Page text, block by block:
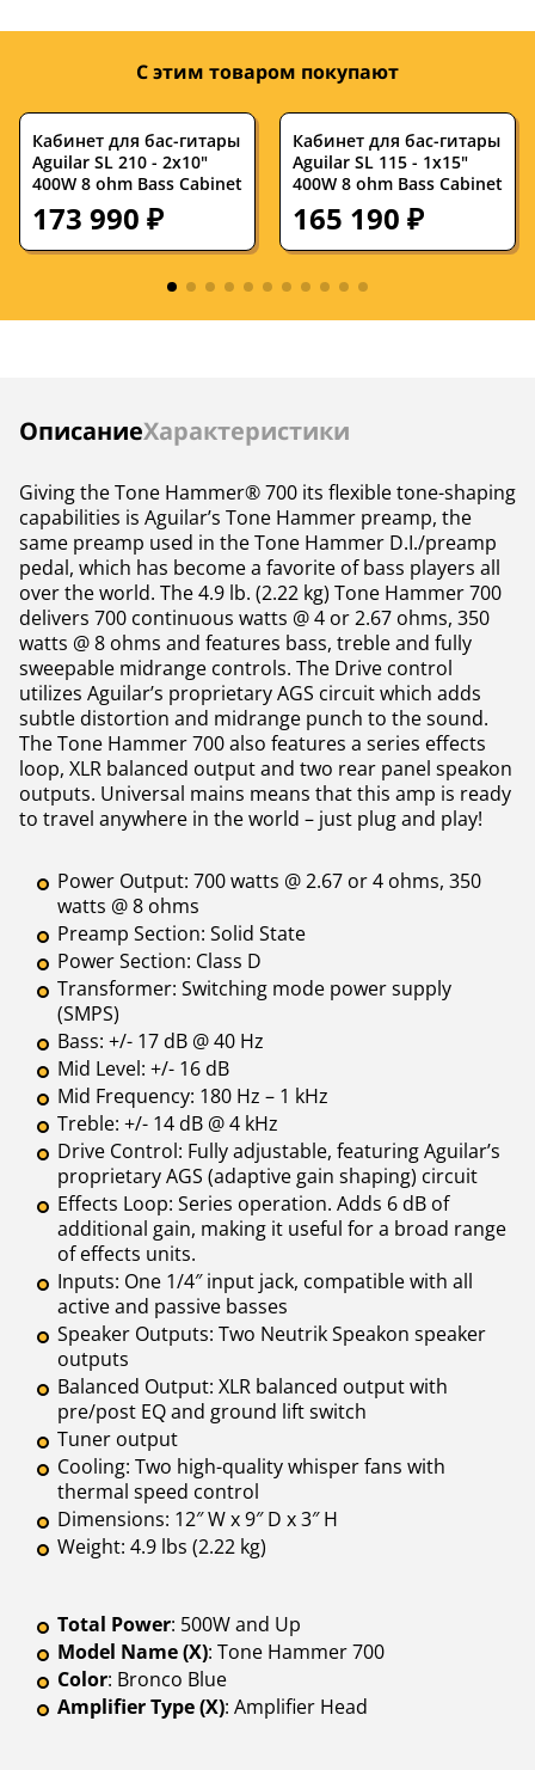
С этим товаром покупают
Кабинет для бас-гитары
Aguilar SL 210 - 2x10"
400W 8 ohm Bass Cabinet
173 990 ₽
Кабинет для бас-гитары
Aguilar SL 115 - 1x15"
400W 8 ohm Bass Cabinet
165 190 ₽
ОписаниеХарактеристики
Инструкции
Giving the Tone Hammer® 700 its flexible tone-shaping
capabilities is Aguilar’s Tone Hammer preamp, the
same preamp used in the Tone Hammer D.I./preamp
pedal, which has become a favorite of bass players all
over the world. The 4.9 lb. (2.22 kg) Tone Hammer 700
delivers 700 continuous watts @ 4 or 2.67 ohms, 350
watts @ 8 ohms and features bass, treble and fully
sweepable midrange controls. The Drive control
utilizes Aguilar’s proprietary AGS circuit which adds
subtle distortion and midrange punch to the sound.
The Tone Hammer 700 also features a series effects
loop, XLR balanced output and two rear panel speakon
outputs. Universal mains means that this amp is ready
to travel anywhere in the world – just plug and play!
Power Output: 700 watts @ 2.67 or 4 ohms, 350
watts @ 8 ohms
Preamp Section: Solid State
Power Section: Class D
Transformer: Switching mode power supply
(SMPS)
Bass: +/- 17 dB @ 40 Hz
Mid Level: +/- 16 dB
Mid Frequency: 180 Hz – 1 kHz
Treble: +/- 14 dB @ 4 kHz
Drive Control: Fully adjustable, featuring Aguilar’s
proprietary AGS (adaptive gain shaping) circuit
Effects Loop: Series operation. Adds 6 dB of
additional gain, making it useful for a broad range
of effects units.
Inputs: One 1/4″ input jack, compatible with all
active and passive basses
Speaker Outputs: Two Neutrik Speakon speaker
outputs
Balanced Output: XLR balanced output with
pre/post EQ and ground lift switch
Tuner output
Cooling: Two high-quality whisper fans with
thermal speed control
Dimensions: 12″ W x 9″ D x 3″ H
Weight: 4.9 lbs (2.22 kg)
Total Power: 500W and Up
Model Name (X): Tone Hammer 700
Color: Bronco Blue
Amplifier Type (X): Amplifier Head